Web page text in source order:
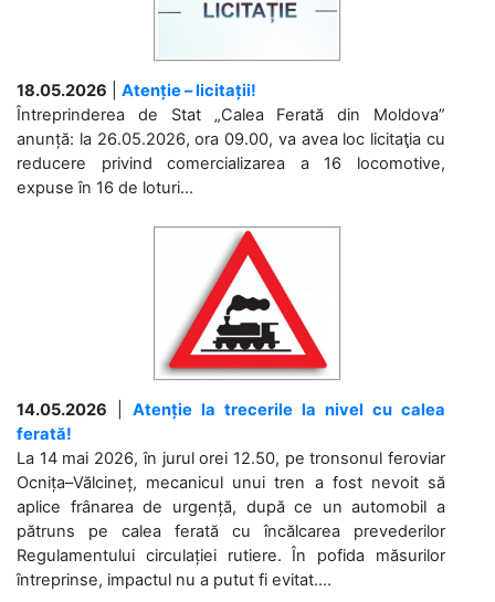
18.05.2026
Atenție – licitații!
Întreprinderea de Stat „Calea Ferată din Moldova”
anunță: la 26.05.2026, ora 09.00, va avea loc licitaţia cu
reducere privind comercializarea a 16 locomotive,
expuse în 16 de loturi...
14.05.2026
Atenție la trecerile la nivel cu calea
ferată!
La 14 mai 2026, în jurul orei 12.50, pe tronsonul feroviar
Ocnița–Vălcineț, mecanicul unui tren a fost nevoit să
aplice frânarea de urgență, după ce un automobil a
pătruns pe calea ferată cu încălcarea prevederilor
Regulamentului circulației rutiere. În pofida măsurilor
întreprinse, impactul nu a putut fi evitat....